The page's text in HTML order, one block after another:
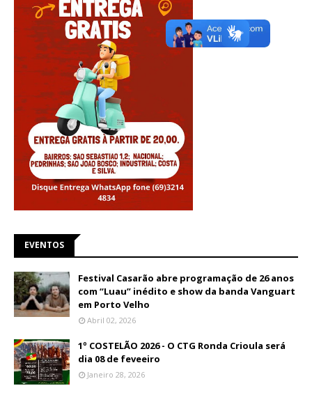
EVENTOS
Festival Casarão abre programação de 26 anos
com “Luau” inédito e show da banda Vanguart
em Porto Velho
Abril 02, 2026
1º COSTELÃO 2026 - O CTG Ronda Crioula será
dia 08 de feveeiro
Janeiro 28, 2026